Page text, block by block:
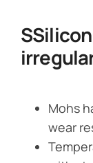
Mohs
wear